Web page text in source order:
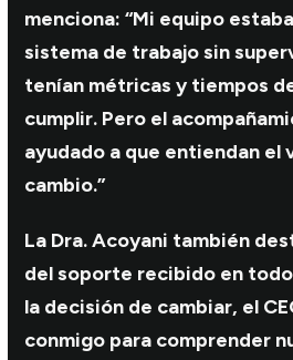
menciona: “Mi equipo
sistema de trabajo sin
tenían métricas y tiempos
cumplir. Pero el
ayudado a que entiendan el
cambio.”
La Dra. Acoyani también
del soporte recibido en
la decisión de cambiar, el
conmigo para comprender